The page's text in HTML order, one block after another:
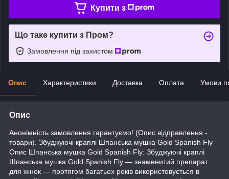
Купити з
Що таке купити з Пром?
Замовлення під захистом
Опис Характеристики Доставка Оплата Умови
Опис
Анонімність замовлення гарантуємо! (Опис відправлення -
товари). Збуджуючі краплі Шпанська мушка Gold Spanish Fly
Опис Шпанська мушка Gold Spanish Fly: Збуджуючі краплі
Шпанська мушка Gold Spanish Fly ― знаменитий препарат
для жінок ― протягом багатьох років використовується в